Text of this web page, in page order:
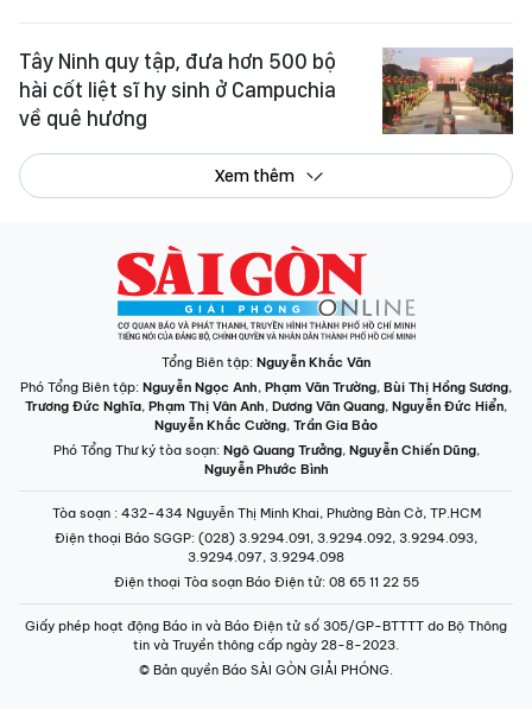
Tây Ninh quy tập, đưa hơn 500 bộ
hài cốt liệt sĩ hy sinh ở Campuchia
về quê hương
Xem thêm
Tổng Biên tập: Nguyễn Khắc Văn
Phó Tổng Biên tập: Nguyễn Ngọc Anh, Phạm Văn Trường, Bùi Thị Hồng Sương,
Trương Đức Nghĩa, Phạm Thị Vân Anh, Dương Văn Quang, Nguyễn Đức Hiển,
Nguyễn Khắc Cường, Trần Gia Bảo
Phó Tổng Thư ký tòa soạn: Ngô Quang Trưởng, Nguyễn Chiến Dũng,
Nguyễn Phước Bình
Tòa soạn : 432-434 Nguyễn Thị Minh Khai, Phường Bàn Cờ, TP.HCM
Điện thoại Báo SGGP: (028) 3.9294.091, 3.9294.092, 3.9294.093,
3.9294.097, 3.9294.098
Điện thoại Tòa soạn Báo Điện tử: 08 65 11 22 55
Giấy phép hoạt động Báo in và Báo Điện tử số 305/GP-BTTTT do Bộ Thông
tin và Truyền thông cấp ngày 28-8-2023.
© Bản quyền Báo SÀI GÒN GIẢI PHÓNG.